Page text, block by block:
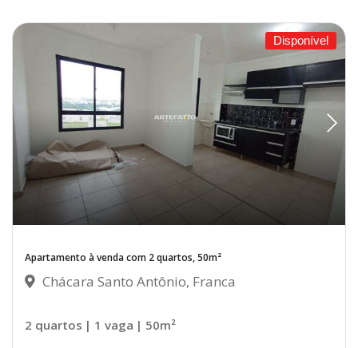
Disponível
Apartamento à venda com 2 quartos, 50m²
Chácara Santo Antônio, Franca
2 quartos | 1 vaga | 50m²